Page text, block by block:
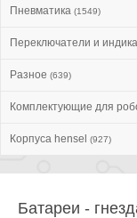
Пневматика (1549)
Переключатели и
Разное (639)
Комплектующие для
Корпуса hensel (927)
Батареи -